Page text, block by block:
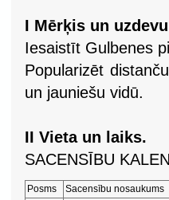
I Mērķis un
Iesaistīt Gulbenes
Popularizēt
un jauniešu vidū.
II Vieta un laiks.
SACENSĪBU
Posms Sacensību nosaukums